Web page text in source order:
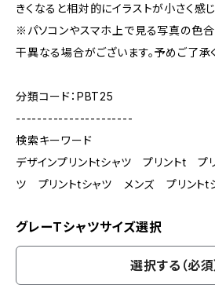
きくなると相対的にイラストが小さく感
※パソコンやスマホ上で見る写真の色
干異なる場合がございます。予めご了承
分類コード：PBT25
----------------------
検索キーワード
デザインプリントtシャツ プリントt プ
ツ プリントtシャツ メンズ プリントt
グレーTシャツサイズ選択
選択する（必須